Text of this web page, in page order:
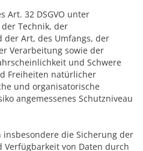
Art. 32 DSGVO unter
Technik, der
Art, des Umfangs, der
Verarbeitung sowie der
und Schwere
Freiheiten natürlicher
und organisatorische
angemessenes Schutzniveau
die Sicherung der
von Daten durch